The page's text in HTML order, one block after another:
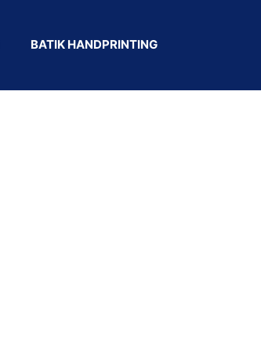
BATIK HANDPRINTING